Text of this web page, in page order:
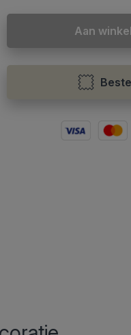
Aan